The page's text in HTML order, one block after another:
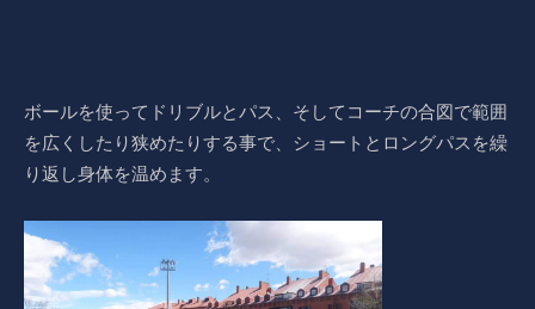
ボールを使ってドリブルとパス、そしてコーチの合図で範囲
を広くしたり狭めたりする事で、ショートとロングパスを繰
り返し身体を温めます。